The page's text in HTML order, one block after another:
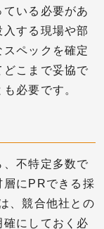
いる必要があ
する現場や部
ペックを確定
こまで妥協で
必要です。
不特定多数で
層にPRできる採
、競合他社との
にしておく必